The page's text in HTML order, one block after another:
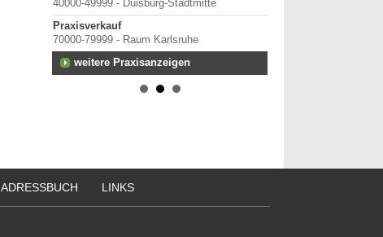
40000-49999 - Duisburg-Stadtmitte
Praxisverkauf
70000-79999 - Raum Karlsruhe
weitere Praxisanzeigen
ADRESSBUCH LINKS